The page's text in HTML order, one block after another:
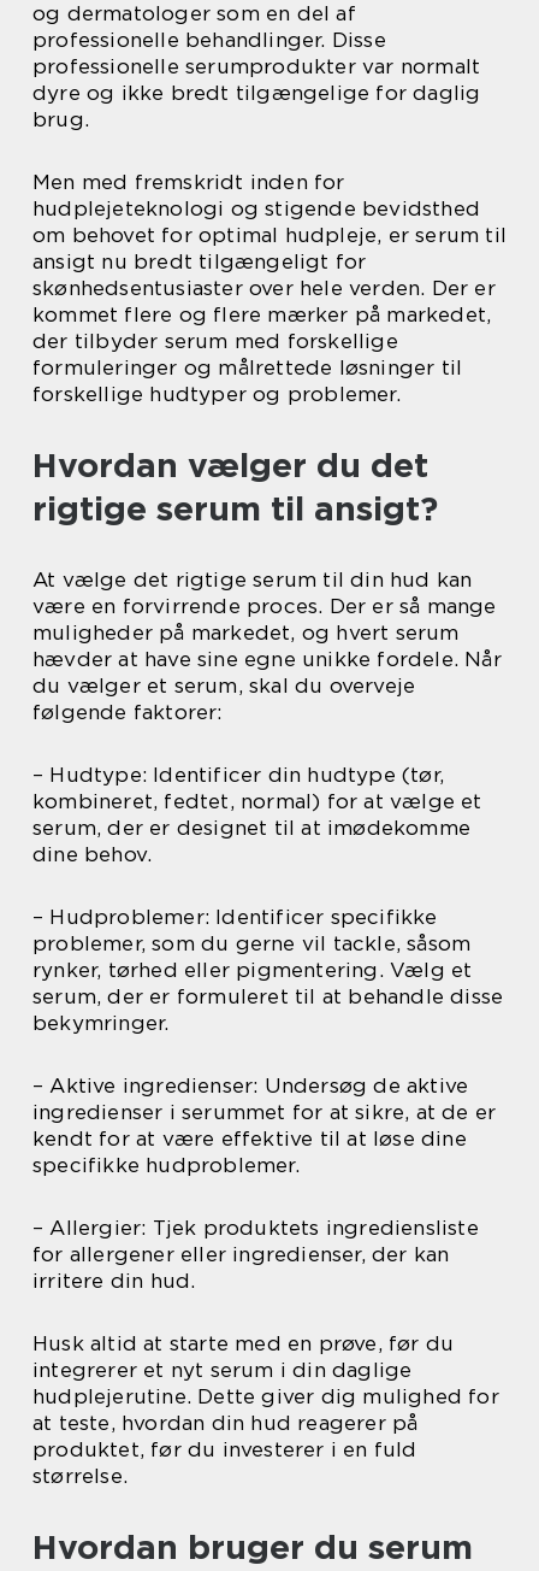
og dermatologer som en del af
professionelle behandlinger. Disse
professionelle serumprodukter var normalt
dyre og ikke bredt tilgængelige for daglig
brug.
Men med fremskridt inden for
hudplejeteknologi og stigende bevidsthed
om behovet for optimal hudpleje, er serum til
ansigt nu bredt tilgængeligt for
skønhedsentusiaster over hele verden. Der er
kommet flere og flere mærker på markedet,
der tilbyder serum med forskellige
formuleringer og målrettede løsninger til
forskellige hudtyper og problemer.
Hvordan vælger du det
rigtige serum til ansigt?
At vælge det rigtige serum til din hud kan
være en forvirrende proces. Der er så mange
muligheder på markedet, og hvert serum
hævder at have sine egne unikke fordele. Når
du vælger et serum, skal du overveje
følgende faktorer:
– Hudtype: Identificer din hudtype (tør,
kombineret, fedtet, normal) for at vælge et
serum, der er designet til at imødekomme
dine behov.
– Hudproblemer: Identificer specifikke
problemer, som du gerne vil tackle, såsom
rynker, tørhed eller pigmentering. Vælg et
serum, der er formuleret til at behandle disse
bekymringer.
– Aktive ingredienser: Undersøg de aktive
ingredienser i serummet for at sikre, at de er
kendt for at være effektive til at løse dine
specifikke hudproblemer.
– Allergier: Tjek produktets ingrediensliste
for allergener eller ingredienser, der kan
irritere din hud.
Husk altid at starte med en prøve, før du
integrerer et nyt serum i din daglige
hudplejerutine. Dette giver dig mulighed for
at teste, hvordan din hud reagerer på
produktet, før du investerer i en fuld
størrelse.
Hvordan bruger du serum